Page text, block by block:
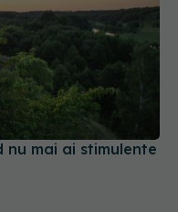
nu mai ai stimulente